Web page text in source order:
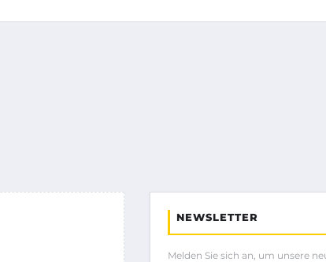
NEWSLETTER
Melden Sie sich an, um unsere